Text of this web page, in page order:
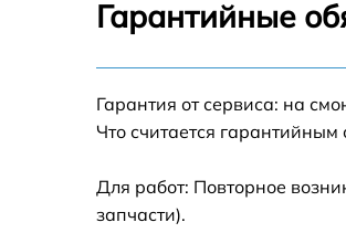
Замена трубок плоттера
Гарантийные
Гарантия от сервиса: на
Что считается гарантийным
Для работ: Повторное
запчасти).